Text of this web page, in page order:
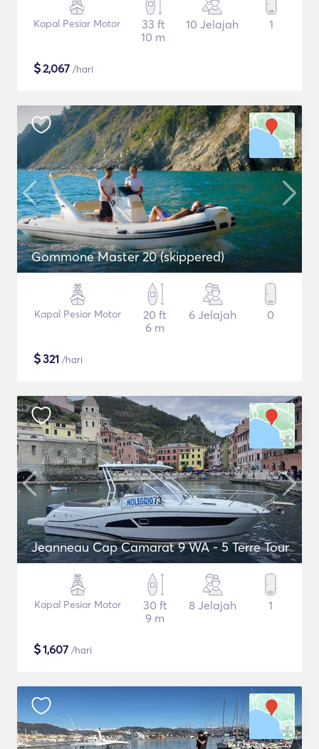
Kapal Pesiar Motor
33 ft
10 m
10 Jelajah 1
$2,067 /hari
Gommone Master 20 (skippered)
Kapal Pesiar Motor
20 ft
6 m
6 Jelajah 0
$321 /hari
Jeanneau Cap Camarat 9 WA - 5 Terre Tour
Kapal Pesiar Motor
30 ft
9 m
8 Jelajah 1
$1,607 /hari